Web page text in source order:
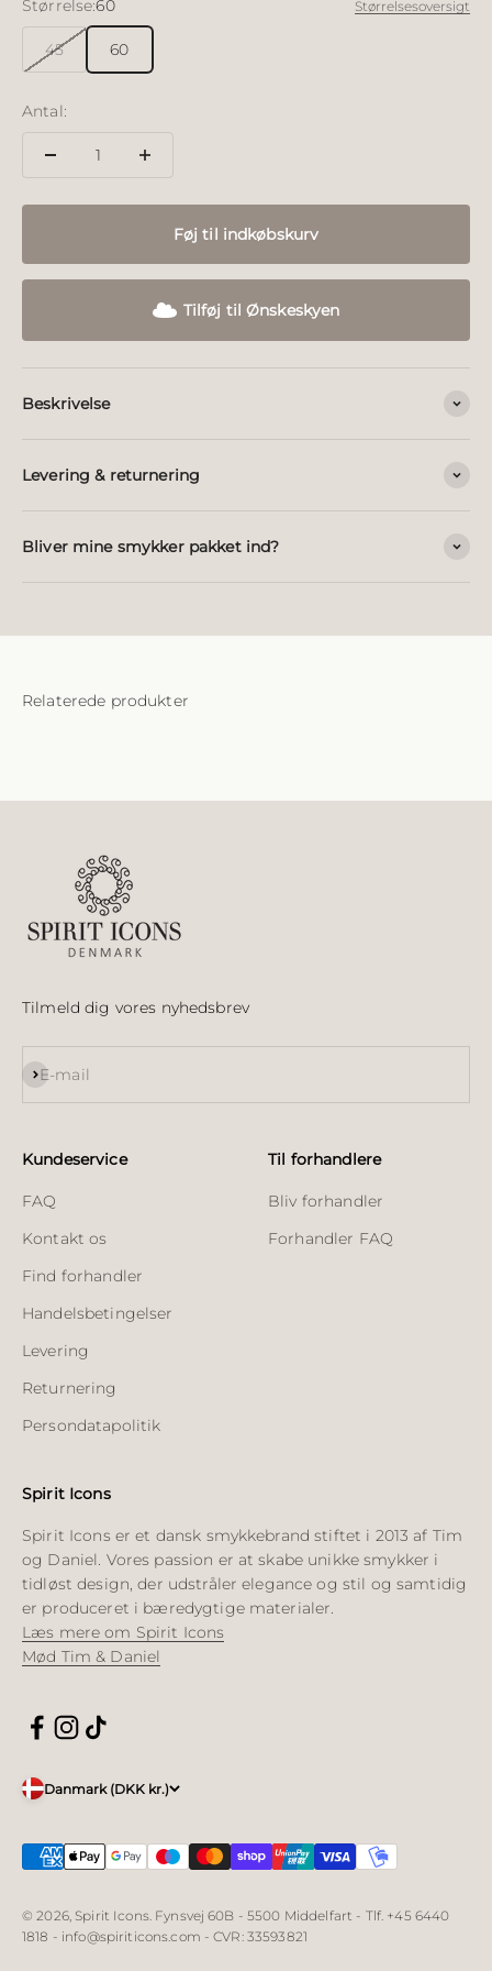
Størrelse:60 Størrelsesoversigt
45 60
Antal:
Føj til indkøbskurv
Tilføj til Ønskeskyen
Beskrivelse
Levering & returnering
Bliver mine smykker pakket ind?
Tilmeld dig vores nyhedsbrev
E-mail
Abonnér
Kundeservice
FAQ
Kontakt os
Find forhandler
Handelsbetingelser
Levering
Returnering
Persondatapolitik
Til forhandlere
Bliv forhandler
Forhandler FAQ
Spirit Icons
Spirit Icons er et dansk smykkebrand stiftet i 2013 af Tim
og Daniel. Vores passion er at skabe unikke smykker i
tidløst design, der udstråler elegance og stil og samtidig
er produceret i bæredygtige materialer.
Læs mere om Spirit Icons
Mød Tim & Daniel
Danmark (DKK kr.)
© 2026, Spirit Icons. Fynsvej 60B - 5500 Middelfart - Tlf. +45 6440
1818 - info@spiriticons.com - CVR: 33593821